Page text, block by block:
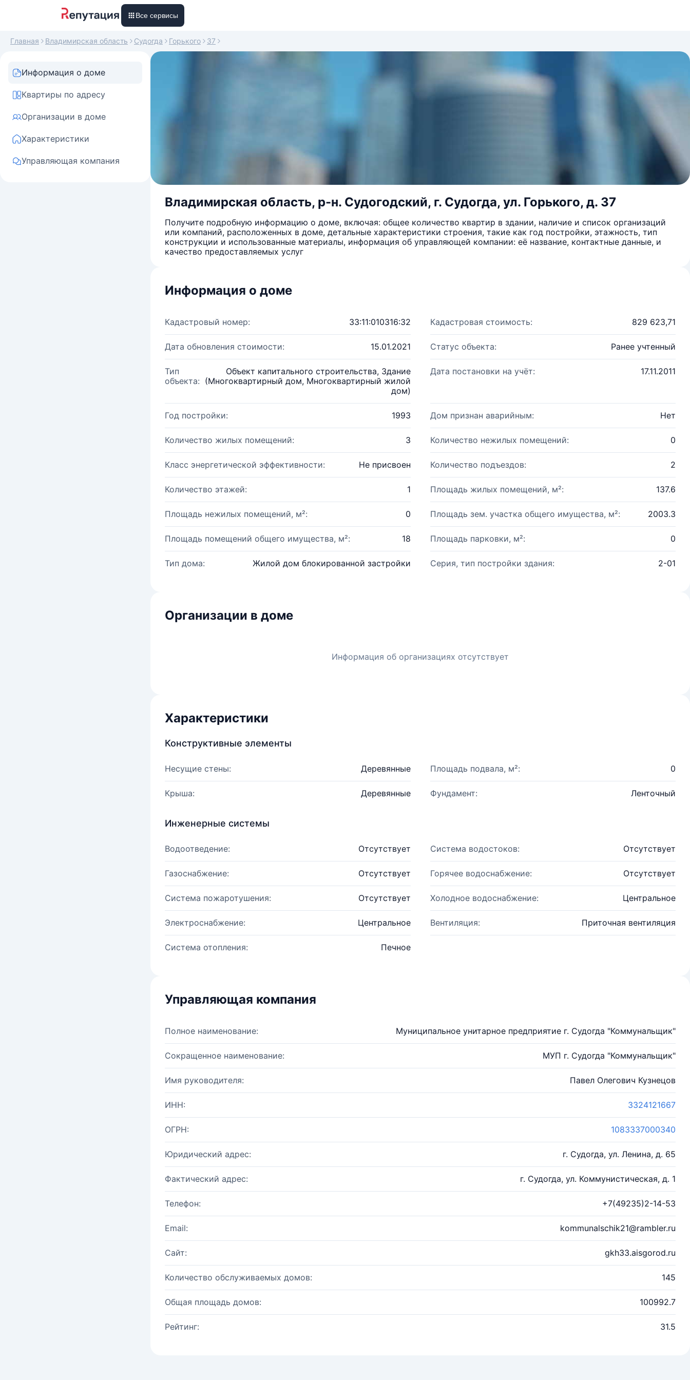
Все сервисы
Главная Владимирская область Судогда Горького 37
Информация о доме
Квартиры по адресу
Организации в доме
Характеристики
Управляющая компания
Владимирская область, р-н. Судогодский, г. Судогда, ул. Горького, д. 37
Получите подробную информацию о доме, включая: общее количество квартир в здании, наличие и список организаций
или компаний, расположенных в доме, детальные характеристики строения, такие как год постройки, этажность, тип
конструкции и использованные материалы, информация об управляющей компании: её название, контактные данные, и
качество предоставляемых услуг
Информация о доме
Кадастровый номер: 33:11:010316:32 Кадастровая стоимость: 829 623,71
Дата обновления стоимости: 15.01.2021 Статус объекта: Ранее учтенный
Тип
объекта:
Объект капитального строительства, Здание
(Многоквартирный дом, Многоквартирный жилой
дом)
Дата постановки на учёт: 17.11.2011
Год постройки: 1993 Дом признан аварийным: Нет
Количество жилых помещений: 3 Количество нежилых помещений: 0
Класс энергетической эффективности: Не присвоен Количество подъездов: 2
Количество этажей: 1 Площадь жилых помещений, м²: 137.6
Площадь нежилых помещений, м²: 0 Площадь зем. участка общего имущества, м²: 2003.3
Площадь помещений общего имущества, м²: 18 Площадь парковки, м²: 0
Тип дома: Жилой дом блокированной застройки Серия, тип постройки здания: 2-01
Организации в доме
Информация об организациях отсутствует
Характеристики
Конструктивные элементы
Несущие стены: Деревянные Площадь подвала, м²: 0
Крыша: Деревянные Фундамент: Ленточный
Инженерные системы
Водоотведение: Отсутствует Система водостоков: Отсутствует
Газоснабжение: Отсутствует Горячее водоснабжение: Отсутствует
Система пожаротушения: Отсутствует Холодное водоснабжение: Центральное
Электроснабжение: Центральное Вентиляция: Приточная вентиляция
Система отопления: Печное
Управляющая компания
Полное наименование: Муниципальное унитарное предприятие г. Судогда "Коммунальщик"
Сокращенное наименование: МУП г. Судогда "Коммунальщик"
Имя руководителя: Павел Олегович Кузнецов
ИНН: 3324121667
ОГРН: 1083337000340
Юридический адрес: г. Судогда, ул. Ленина, д. 65
Фактический адрес: г. Судогда, ул. Коммунистическая, д. 1
Телефон: +7(49235)2-14-53
Email: kommunalschik21@rambler.ru
Сайт: gkh33.aisgorod.ru
Количество обслуживаемых домов: 145
Общая площадь домов: 100992.7
Рейтинг: 31.5